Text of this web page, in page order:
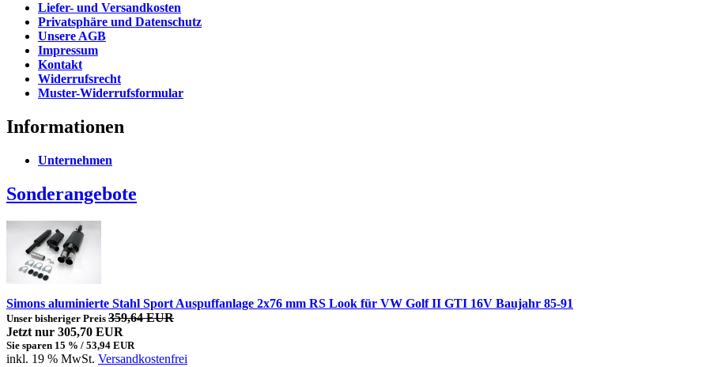
Liefer- und Versandkosten
Privatsphäre und Datenschutz
Unsere AGB
Impressum
Kontakt
Widerrufsrecht
Muster-Widerrufsformular
Informationen
Unternehmen
Sonderangebote
Simons aluminierte Stahl Sport Auspuffanlage 2x76 mm RS Look für VW Golf II GTI 16V Baujahr 85-91
Unser bisheriger Preis 359,64 EUR
Jetzt nur 305,70 EUR
Sie sparen 15 % / 53,94 EUR
inkl. 19 % MwSt. Versandkostenfrei